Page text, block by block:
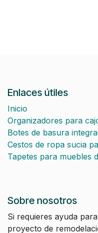
Enlaces útiles
Inicio
Organizadores para
Botes de basura
Cestos de ropa sucia
Tapetes para muebles
Sobre nosotros
Si requieres ayuda
proyecto de